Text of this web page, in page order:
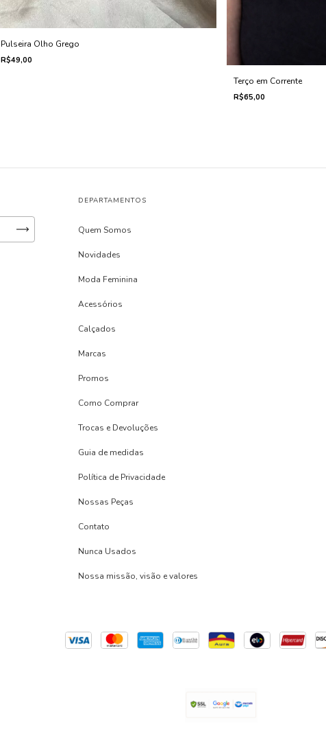
Pulseira Olho Grego
R$49,00
Terço em Corrente
R$65,00
DEPARTAMENTOS
Quem Somos
Novidades
Moda Feminina
Acessórios
Calçados
Marcas
Promos
Como Comprar
Trocas e Devoluções
Guia de medidas
Política de Privacidade
Nossas Peças
Contato
Nunca Usados
Nossa missão, visão e valores